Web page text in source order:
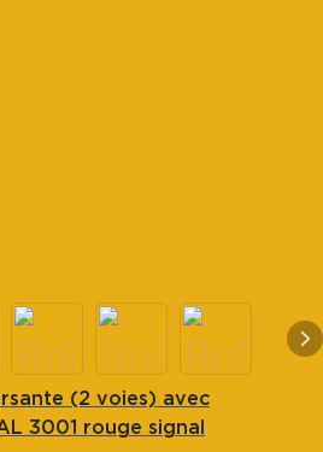
(2 voies) avec
3001 rouge signal